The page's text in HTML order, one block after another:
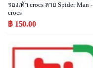
รองเท้า crocs ลาย Spider Man -
crocs
฿ 150.00
Popular